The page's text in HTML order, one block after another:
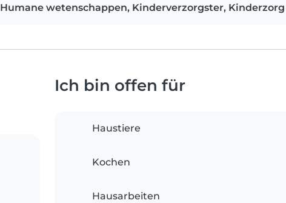
Humane wetenschappen, Kinderverzorgster, Kinderzorg
Ich bin offen für
Haustiere
Kochen
Hausarbeiten